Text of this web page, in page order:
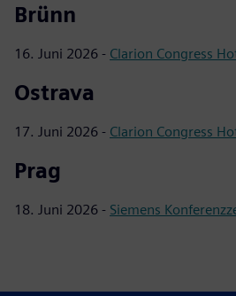
Brünn
16. Juni 2026 - Clarion Congress
Ostrava
17. Juni 2026 - Clarion Congress
Prag
18. Juni 2026 - Siemens